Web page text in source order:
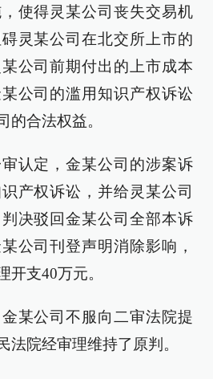
使得灵某公司丧失交易机
灵某公司在北交所上市的
公司前期付出的上市成本
公司的滥用知识产权诉讼
的合法权益。
认定，金某公司的涉案诉
产权诉讼，并给灵某公司
决驳回金某公司全部本诉
公司刊登声明消除影响，
开支40万元。
某公司不服向二审法院提
法院经审理维持了原判。